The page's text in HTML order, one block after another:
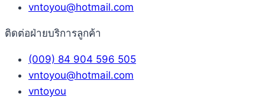
vntoyou@hotmail.com
ติดต่อฝ่ายบริการลูกค้า
(009) 84 904 596 505
vntoyou@hotmail.com
vntoyou